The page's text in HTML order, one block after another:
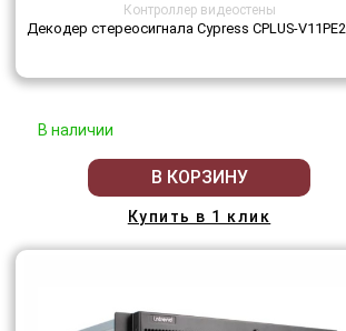
Контроллер видеостены
Декодер стереосигнала Cypress CPLUS-V11PE2
В наличии
В КОРЗИНУ
Купить в 1 клик